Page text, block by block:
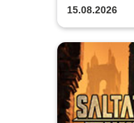
15.08.2026